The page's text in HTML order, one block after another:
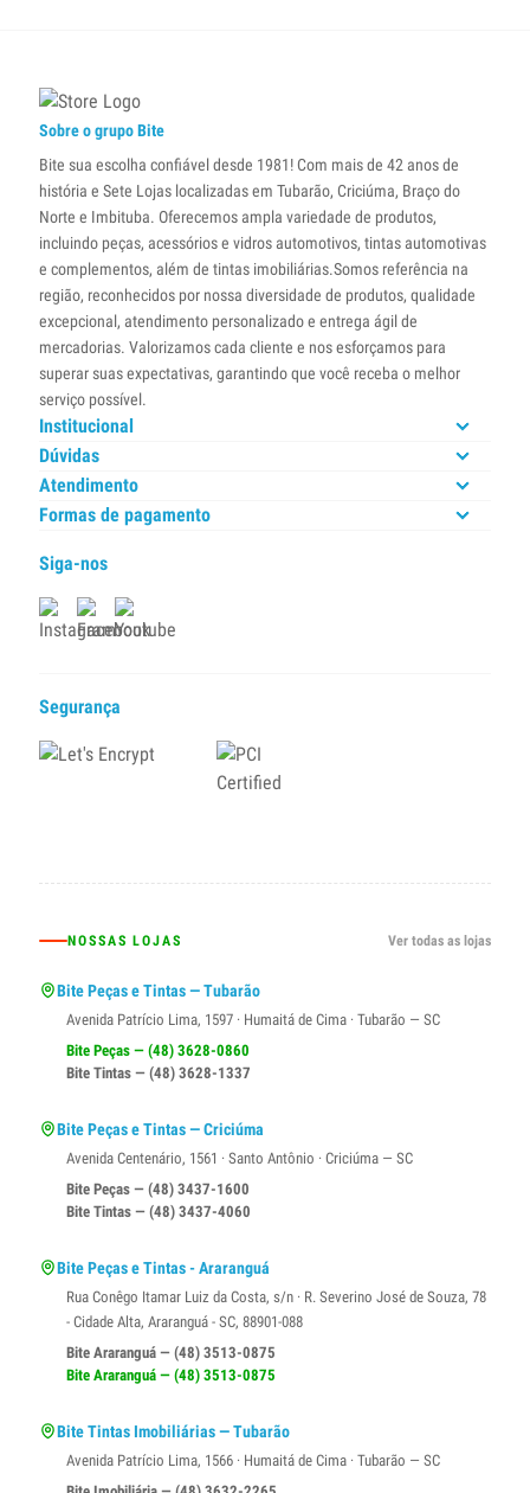
Sobre o grupo Bite
Bite sua escolha confiável desde 1981! Com mais de 42 anos de
história e Sete Lojas localizadas em Tubarão, Criciúma, Braço do
Norte e Imbituba. Oferecemos ampla variedade de produtos,
incluindo peças, acessórios e vidros automotivos, tintas automotivas
e complementos, além de tintas imobiliárias.Somos referência na
região, reconhecidos por nossa diversidade de produtos, qualidade
excepcional, atendimento personalizado e entrega ágil de
mercadorias. Valorizamos cada cliente e nos esforçamos para
superar suas expectativas, garantindo que você receba o melhor
serviço possível.
Institucional
Dúvidas
Atendimento
Formas de pagamento
Siga-nos
Segurança
NOSSAS LOJAS Ver todas as lojas
Bite Peças e Tintas — Tubarão
Avenida Patrício Lima, 1597 · Humaitá de Cima · Tubarão — SC
Bite Peças — (48) 3628-0860
Bite Tintas — (48) 3628-1337
Bite Peças e Tintas — Criciúma
Avenida Centenário, 1561 · Santo Antônio · Criciúma — SC
Bite Peças — (48) 3437-1600
Bite Tintas — (48) 3437-4060
Bite Peças e Tintas - Araranguá
Rua Conêgo Itamar Luiz da Costa, s/n · R. Severino José de Souza, 78
- Cidade Alta, Araranguá - SC, 88901-088
Bite Araranguá — (48) 3513-0875
Bite Araranguá — (48) 3513-0875
Bite Tintas Imobiliárias — Tubarão
Avenida Patrício Lima, 1566 · Humaitá de Cima · Tubarão — SC